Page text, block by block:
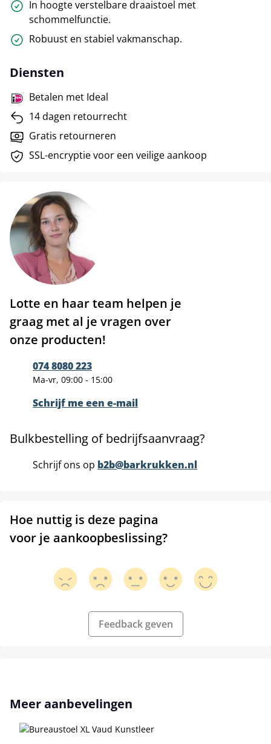
In hoogte verstelbare draaistoel met
schommelfunctie.
Robuust en stabiel vakmanschap.
Diensten
Betalen met Ideal
14 dagen retourrecht
Gratis retourneren
SSL-encryptie voor een veilige aankoop
Lotte en haar team helpen je
graag met al je vragen over
onze producten!
074 8080 223
Ma-vr, 09:00 - 15:00
Schrijf me een e-mail
Bulkbestelling of bedrijfsaanvraag?
Schrijf ons op b2b@barkrukken.nl
Hoe nuttig is deze pagina
voor je aankoopbeslissing?
Feedback geven
Productgalerij overslaan
Meer aanbevelingen